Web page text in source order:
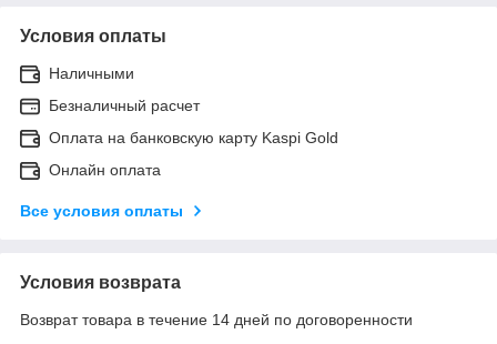
Условия оплаты
Наличными
Безналичный расчет
Оплата на банковскую карту Kaspi Gold
Онлайн оплата
Все условия оплаты
Условия возврата
Возврат товара в течение 14 дней по договоренности